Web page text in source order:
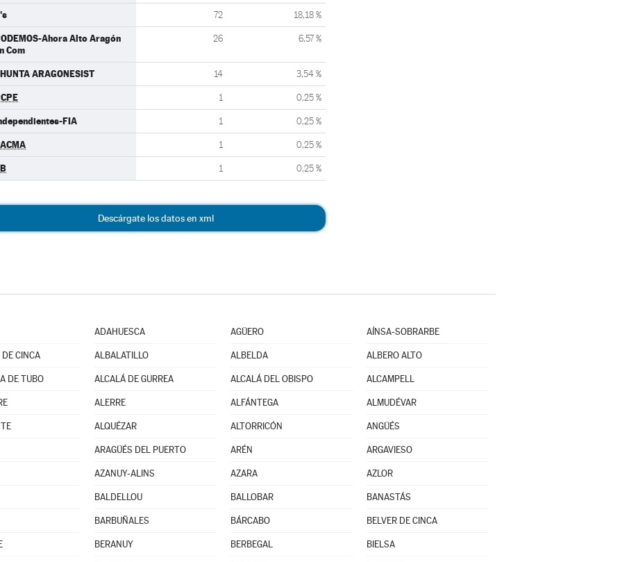
72 18,18 %
Ahora Alto Aragón
Com
26 6,57 %
ARAGONESIST 14 3,54 %
1 0,25 %
FIA 1 0,25 %
1 0,25 %
1 0,25 %
Descárgate los datos en xml
ADAHUESCA AGÜERO AÍNSA-SOBRARBE
CINCA ALBALATILLO ALBELDA ALBERO ALTO
DE TUBO ALCALÁ DE GURREA ALCALÁ DEL OBISPO ALCAMPELL
ALERRE ALFÁNTEGA ALMUDÉVAR
ALQUÉZAR ALTORRICÓN ANGÜÉS
ARAGÜÉS DEL PUERTO ARÉN ARGAVIESO
AZANUY-ALINS AZARA AZLOR
BALDELLOU BALLOBAR BANASTÁS
BARBUÑALES BÁRCABO BELVER DE CINCA
BERANUY BERBEGAL BIELSA